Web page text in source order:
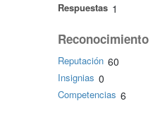
Respuestas 1
Reconocimiento
Reputación 60
Insignias 0
Competencias 6